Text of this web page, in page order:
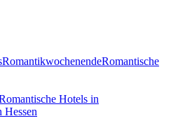
RomantikwochenendeRomantische
Hotels in
Hessen